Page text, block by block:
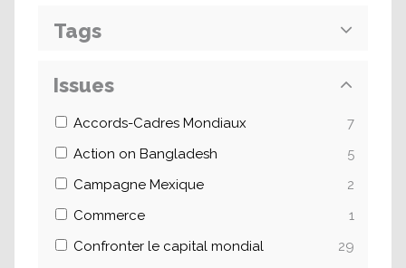
Tags
Issues
Accords-Cadres Mondiaux
7
Action on Bangladesh
5
Campagne Mexique
2
Commerce
1
Confronter le capital mondial
29